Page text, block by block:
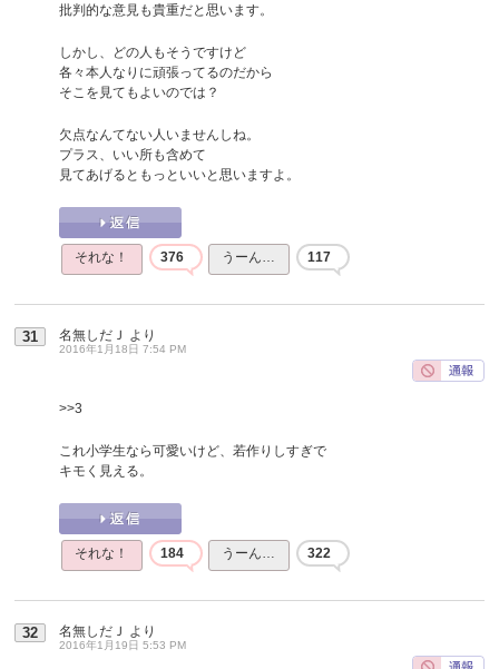
批判的な意見も貴重だと思います。
しかし、どの人もそうですけど
各々本人なりに頑張ってるのだから
そこを見てもよいのでは？
欠点なんてない人いませんしね。
プラス、いい所も含めて
見てあげるともっといいと思いますよ。
それな！ 376 うーん… 117
31 名無しだＪ より
2016年1月18日 7:54 PM
>>3
これ小学生なら可愛いけど、若作りしすぎで
キモく見える。
それな！ 184 うーん… 322
32 名無しだＪ より
2016年1月19日 5:53 PM